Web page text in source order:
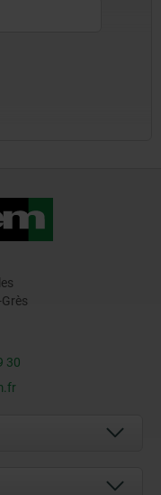
30